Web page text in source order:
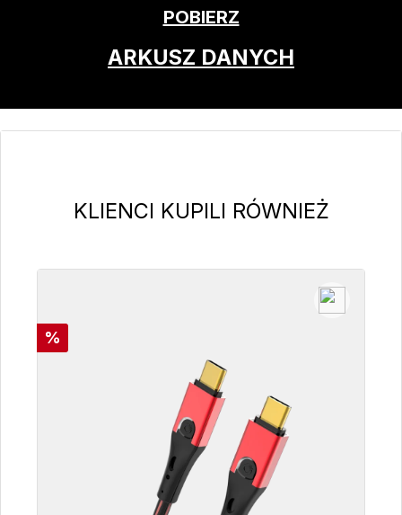
POBIERZ
ARKUSZ DANYCH
Pomiń galerię produktów
KLIENCI KUPILI RÓWNIEŻ
Rabat
%